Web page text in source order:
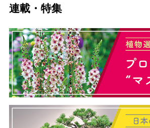
連載・特集